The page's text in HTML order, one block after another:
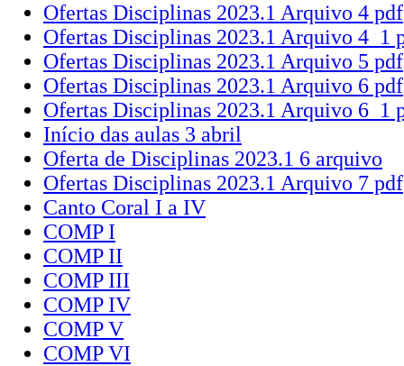
Ofertas Disciplinas 2023.1 Arquivo 4 pdf
Ofertas Disciplinas 2023.1 Arquivo 4_1
Ofertas Disciplinas 2023.1 Arquivo 5 pdf
Ofertas Disciplinas 2023.1 Arquivo 6 pdf
Ofertas Disciplinas 2023.1 Arquivo 6_1
Início das aulas 3 abril
Oferta de Disciplinas 2023.1 6 arquivo
Ofertas Disciplinas 2023.1 Arquivo 7 pdf
Canto Coral I a IV
COMP I
COMP II
COMP III
COMP IV
COMP V
COMP VI